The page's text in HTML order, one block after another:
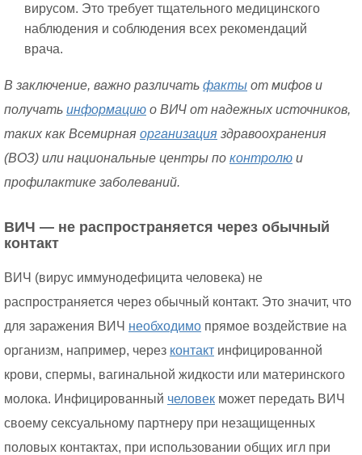
вирусом. Это требует тщательного медицинского
наблюдения и соблюдения всех рекомендаций
врача.
В заключение, важно различать факты от мифов и
получать информацию о ВИЧ от надежных источников,
таких как Всемирная организация здравоохранения
(ВОЗ) или национальные центры по контролю и
профилактике заболеваний.
ВИЧ — не распространяется через обычный
контакт
ВИЧ (вирус иммунодефицита человека) не
распространяется через обычный контакт. Это значит, что
для заражения ВИЧ необходимо прямое воздействие на
организм, например, через контакт инфицированной
крови, спермы, вагинальной жидкости или материнского
молока. Инфицированный человек может передать ВИЧ
своему сексуальному партнеру при незащищенных
половых контактах, при использовании общих игл при